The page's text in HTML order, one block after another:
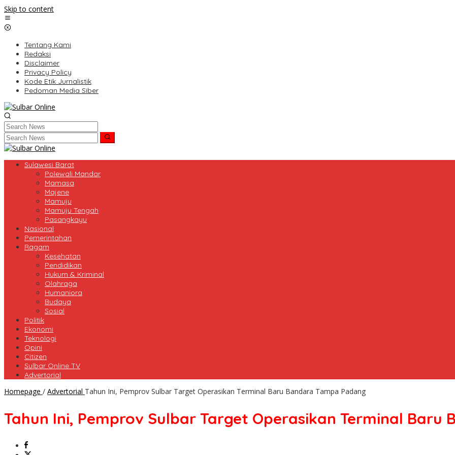
Skip to content
Tentang Kami
Redaksi
Disclaimer
Privacy Policy
Kode Etik Jurnalistik
Pedoman Media Siber
Sulawesi Barat
Polewali Mandar
Mamasa
Majene
Mamuju
Mamuju Tengah
Pasangkayu
Nasional
Pemerintahan
Ragam
Kesehatan
Pendidikan
Hukum & Kriminal
Olahraga
Humaniora
Budaya
Sosial
Politik
Ekonomi
Teknologi
Opini
Citizen
Sulbar Online TV
Advertorial
Homepage / Advertorial Tahun Ini, Pemprov Sulbar Target Operasikan Terminal Baru Bandara Tampa Padang
Tahun Ini, Pemprov Sulbar Target Operasikan Terminal Baru